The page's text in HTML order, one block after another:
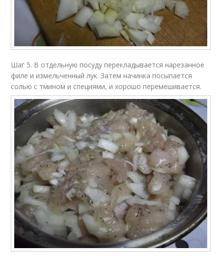
Шаг 5. В отдельную посуду перекладывается нарезанное
филе и измельченный лук. Затем начинка посыпается
солью с тмином и специями, и хорошо перемешивается.